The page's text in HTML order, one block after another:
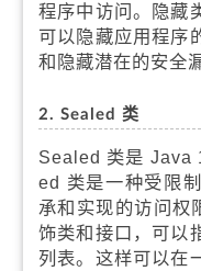
程序中访问。隐藏
可以隐藏应用程序
和隐藏潜在的安全
2. Sealed 类
Sealed 类是 Java
ed 类是一种受限
承和实现的访问权
饰类和接口，可以
列表。这样可以在